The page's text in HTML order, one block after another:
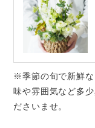
※季節の旬で新鮮
味や雰囲気など多
ださいませ。